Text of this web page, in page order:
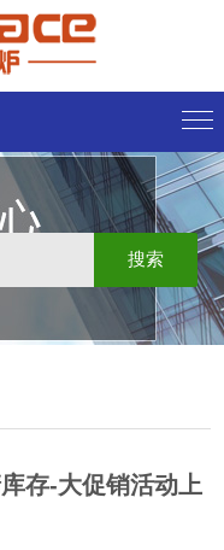
存-大促销活动上